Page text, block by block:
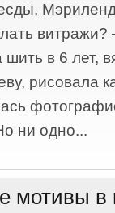
в 6 лет,
рисовала
ни одно...
мотивы